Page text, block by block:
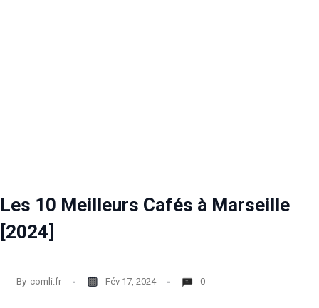
Les 10 Meilleurs Cafés à Marseille
[2024]
By comli.fr Fév 17, 2024 0